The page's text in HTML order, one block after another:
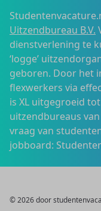
Uitzendbureau B.V.
dienstverlening te
‘logge’
geboren. Door het
flexwerkers via
is XL uitgegroeid
uitzendbureaus
vraag van
jobboard:
© 2026 door